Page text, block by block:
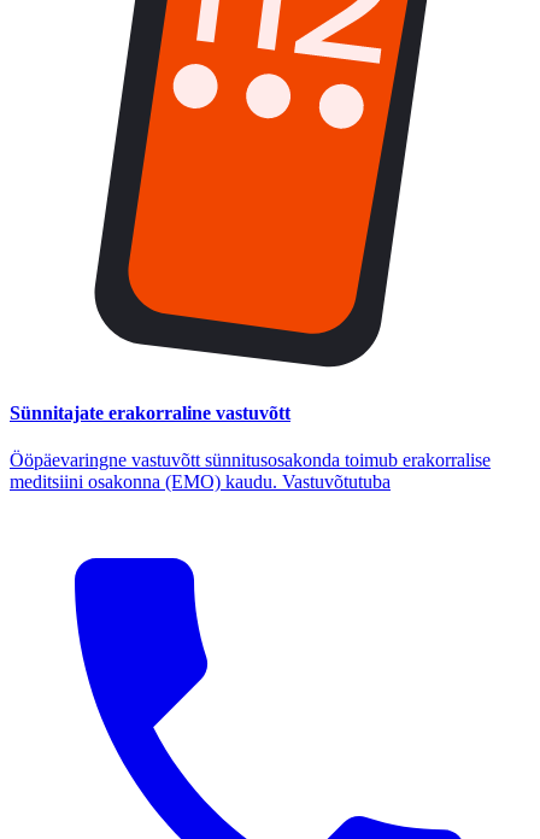
Sünnitajate erakorraline vastuvõtt
Ööpäevaringne vastuvõtt sünnitusosakonda toimub erakorralise
meditsiini osakonna (EMO) kaudu. Vastuvõtutuba